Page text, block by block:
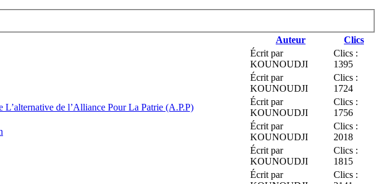
Auteur
Clics
Écrit par
KOUNOUDJI
Clics :
1395
Écrit par
KOUNOUDJI
Clics :
1724
de l’Alliance Pour La Patrie (A.P.P)
Écrit par
KOUNOUDJI
Clics :
1756
Écrit par
KOUNOUDJI
Clics :
2018
Écrit par
KOUNOUDJI
Clics :
1815
Écrit par
Clics :